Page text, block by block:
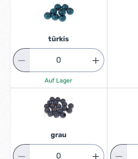
türkis
Auf Lager
grau